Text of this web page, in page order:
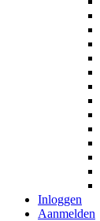
Inloggen
Aanmelden